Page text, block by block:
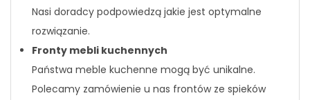
Nasi doradcy podpowiedzą jakie jest optymalne
rozwiązanie.
Fronty mebli kuchennych
Państwa meble kuchenne mogą być unikalne.
Polecamy zamówienie u nas frontów ze spieków